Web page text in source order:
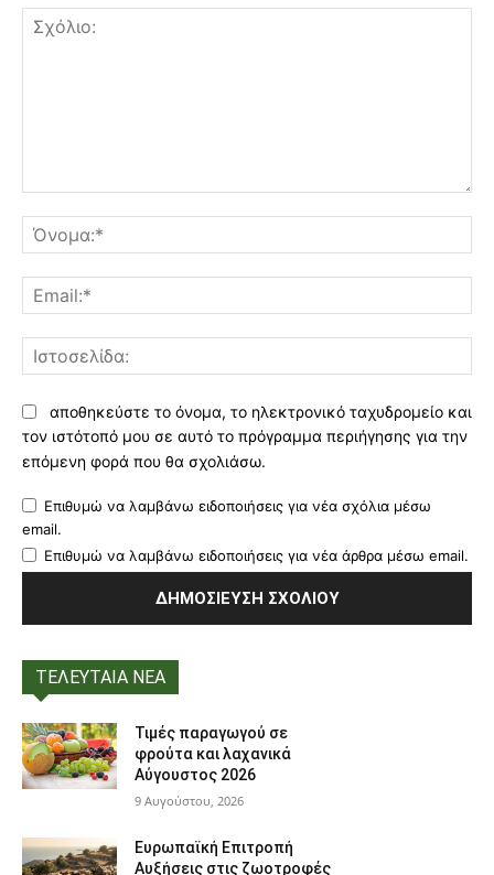
αποθηκεύστε το όνομα, το ηλεκτρονικό ταχυδρομείο και
τον ιστότοπό μου σε αυτό το πρόγραμμα περιήγησης για την
επόμενη φορά που θα σχολιάσω.
Επιθυμώ να λαμβάνω ειδοποιήσεις για νέα σχόλια μέσω
email.
Επιθυμώ να λαμβάνω ειδοποιήσεις για νέα άρθρα μέσω email.
ΤΕΛΕΥΤΑΙΑ ΝΕΑ
Τιμές παραγωγού σε
φρούτα και λαχανικά
Αύγουστος 2026
9 Αυγούστου, 2026
Ευρωπαϊκή Επιτροπή
Αυξήσεις στις ζωοτροφές